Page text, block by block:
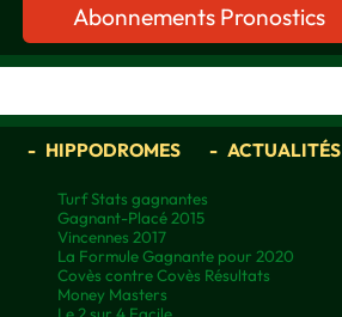
Abonnements Pronostics
HIPPODROMES ACTUALITÉS
Turf Stats gagnantes
Gagnant-Placé 2015
Vincennes 2017
La Formule Gagnante pour 2020
Covès contre Covès Résultats
Money Masters
Le 2 sur 4 Facile